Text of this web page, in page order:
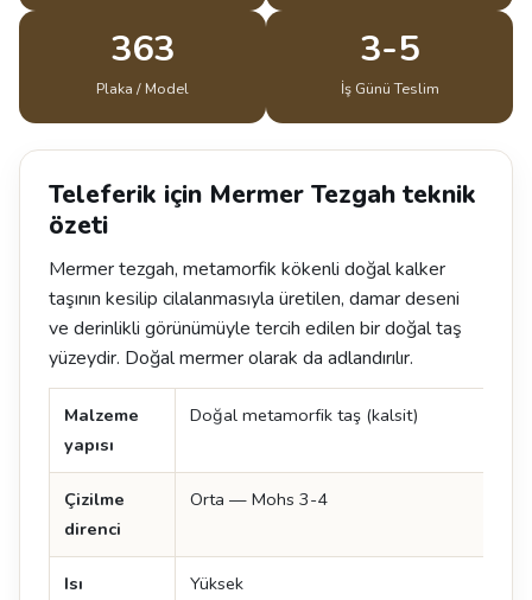
363
Plaka / Model
3-5
İş Günü Teslim
Teleferik için Mermer Tezgah teknik
özeti
Mermer tezgah, metamorfik kökenli doğal kalker
taşının kesilip cilalanmasıyla üretilen, damar deseni
ve derinlikli görünümüyle tercih edilen bir doğal taş
yüzeydir. Doğal mermer olarak da adlandırılır.
Malzeme
yapısı
Doğal metamorfik taş (kalsit)
Çizilme
direnci
Orta — Mohs 3-4
Isı
Yüksek